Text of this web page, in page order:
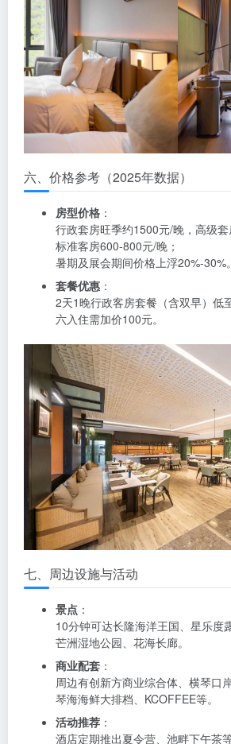
六、价格参考（2025年数据）
房型价格 ：
行政套房旺季约1500元/晚，高级
标准客房600-800元/晚；
暑期及展会期间价格上浮20%-30%。
套餐优惠 ：
2天1晚行政客房套餐（含双早）低
六入住需加价100元。
七、周边设施与活动
景点 ：
10分钟可达长隆海洋王国、星乐度
芒洲湿地公园、花海长廊。
商业配套 ：
周边有创新方商业综合体、横琴口
琴海海鲜大排档、KCOFFEE等。
活动推荐 ：
酒店定期推出夏令营、池畔下午茶